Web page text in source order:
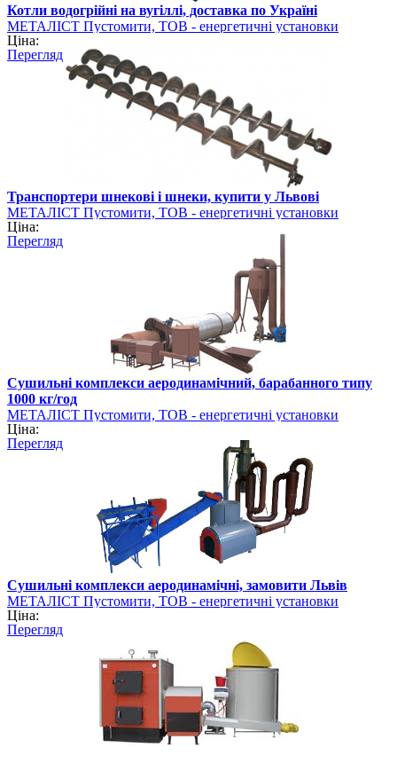
Котли водогрійні на вугіллі, доставка по Україні
МЕТАЛІСТ Пустомити, ТОВ - енергетичні установки
Ціна:
Перегляд
Транспортери шнекові і шнеки, купити у Львові
МЕТАЛІСТ Пустомити, ТОВ - енергетичні установки
Ціна:
Перегляд
Сушильні комплекси аеродинамічний, барабанного типу
1000 кг/год
МЕТАЛІСТ Пустомити, ТОВ - енергетичні установки
Ціна:
Перегляд
Сушильні комплекси аеродинамічні, замовити Львів
МЕТАЛІСТ Пустомити, ТОВ - енергетичні установки
Ціна:
Перегляд